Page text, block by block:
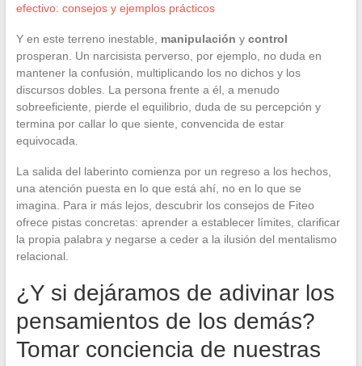
efectivo: consejos y ejemplos prácticos
Y en este terreno inestable, manipulación y control
prosperan. Un narcisista perverso, por ejemplo, no duda en
mantener la confusión, multiplicando los no dichos y los
discursos dobles. La persona frente a él, a menudo
sobreeficiente, pierde el equilibrio, duda de su percepción y
termina por callar lo que siente, convencida de estar
equivocada.
La salida del laberinto comienza por un regreso a los hechos,
una atención puesta en lo que está ahí, no en lo que se
imagina. Para ir más lejos, descubrir los consejos de Fiteo
ofrece pistas concretas: aprender a establecer límites, clarificar
la propia palabra y negarse a ceder a la ilusión del mentalismo
relacional.
¿Y si dejáramos de adivinar los
pensamientos de los demás?
Tomar conciencia de nuestras